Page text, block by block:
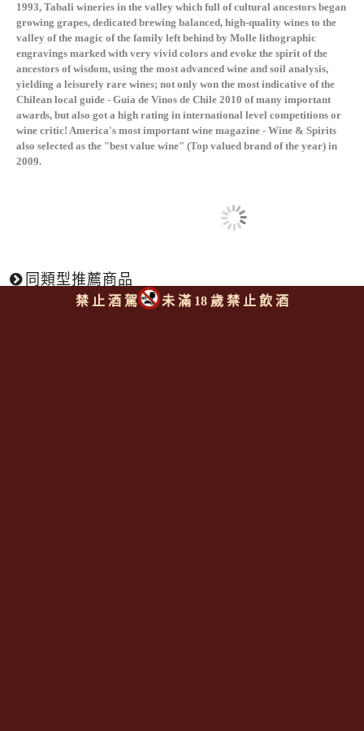
1993, Tabali wineries in the valley which full of cultural ancestors began
growing grapes, dedicated brewing balanced, high-quality wines to the
valley of the magic of the family left behind by Molle lithographic
engravings marked with very vivid colors and evoke the spirit of the
ancestors of wisdom, using the most advanced wine and soil analysis,
yielding a leisurely rare wines; not only won the most indicative of the
Chilean local guide - Guia de Vinos de Chile 2010 of many important
awards, but also got a high rating in international level competitions or
wine critic! America's most important wine magazine - Wine & Spirits
also selected as the "best value wine" (Top valued brand of the year) in
2009.
同類型推薦商品
禁 止 酒 駕 未 滿 18 歲 禁 止 飲 酒